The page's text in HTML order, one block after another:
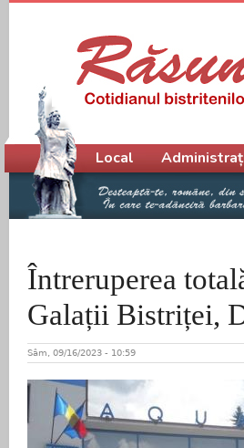
Întreruperea
Galații Bistriței,
Sâm, 09/16/2023 - 10:59
Meniu principal
Local